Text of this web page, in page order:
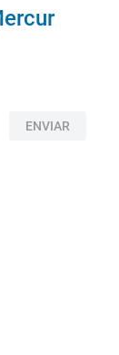
ENVIAR